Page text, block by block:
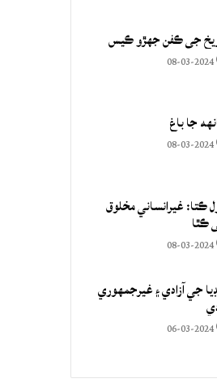
جي ڪفن جھڙو ڪيس
08-03-2024
جا باغ
08-03-2024
ڪتا: غيرانساني مخلوق
ڪٿا
08-03-2024
جي آزادي ۽ غيرجمھوري
06-03-2024